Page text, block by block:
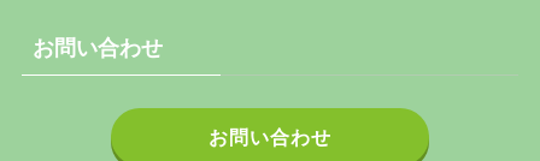
お問い合わせ
お問い合わせ